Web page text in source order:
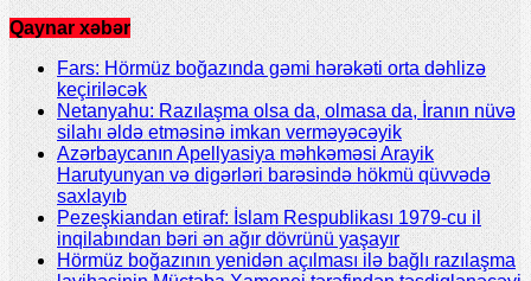
Qaynar xəbər
Fars: Hörmüz boğazında gəmi hərəkəti orta dəhlizə
keçiriləcək
Netanyahu: Razılaşma olsa da, olmasa da, İranın nüvə
silahı əldə etməsinə imkan verməyəcəyik
Azərbaycanın Apellyasiya məhkəməsi Arayik
Harutyunyan və digərləri barəsində hökmü qüvvədə
saxlayıb
Pezeşkiandan etiraf: İslam Respublikası 1979-cu il
inqilabından bəri ən ağır dövrünü yaşayır
Hörmüz boğazının yenidən açılması ilə bağlı razılaşma